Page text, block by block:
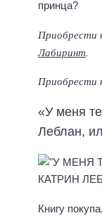
принца?
Приобрести
Лабиринт.
Приобрести
«У меня
Леблан,
Книгу